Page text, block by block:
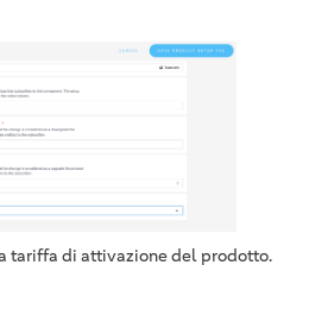
tariffa di attivazione del prodotto.